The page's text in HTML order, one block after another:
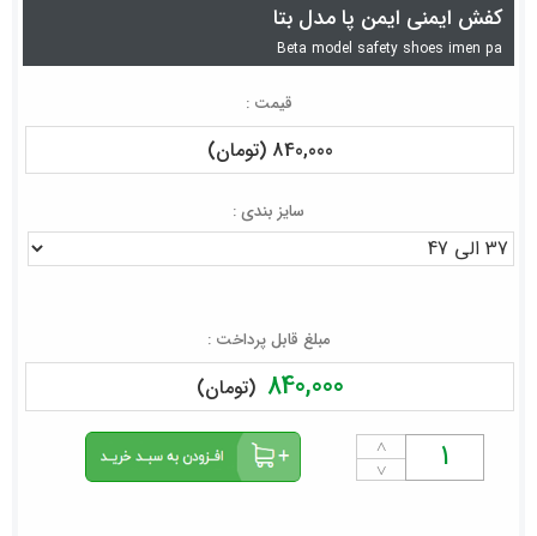
کفش ایمنی ایمن پا مدل بتا
Beta model safety shoes imen pa
قیمت :
840,000 (تومان)
سایز بندی :
مبلغ قابل پرداخت :
840,000 (تومان)
˄
˅